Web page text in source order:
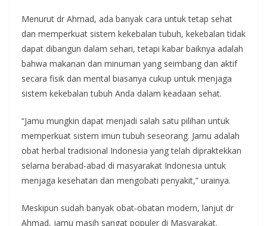
Menurut dr Ahmad, ada banyak cara untuk tetap sehat
dan memperkuat sistem kekebalan tubuh, kekebalan tidak
dapat dibangun dalam sehari, tetapi kabar baiknya adalah
bahwa makanan dan minuman yang seimbang dan aktif
secara fisik dan mental biasanya cukup untuk menjaga
sistem kekebalan tubuh Anda dalam keadaan sehat.
“Jamu mungkin dapat menjadi salah satu pilihan untuk
memperkuat sistem imun tubuh seseorang. Jamu adalah
obat herbal tradisional Indonesia yang telah dipraktekkan
selama berabad-abad di masyarakat Indonesia untuk
menjaga kesehatan dan mengobati penyakit,” urainya.
Meskipun sudah banyak obat-obatan modern, lanjut dr
Ahmad, jamu masih sangat populer di Masyarakat.